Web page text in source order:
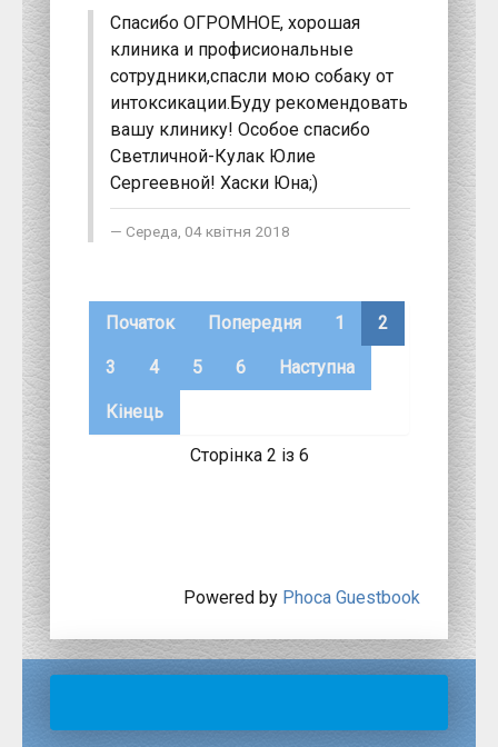
Спасибо ОГРОМНОЕ, хорошая
клиника и профисиональные
сотрудники,спасли мою собаку от
интоксикации.Буду рекомендовать
вашу клинику! Особое спасибо
Светличной-Кулак Юлие
Сергеевной! Хаски Юна;)
Середа, 04 квітня 2018
Початок Попередня 1 2
3 4 5 6 Наступна
Кінець
Сторінка 2 із 6
Powered by Phoca Guestbook